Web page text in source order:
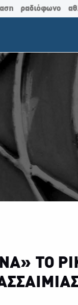
ραδιόφωνο
ΤΟ